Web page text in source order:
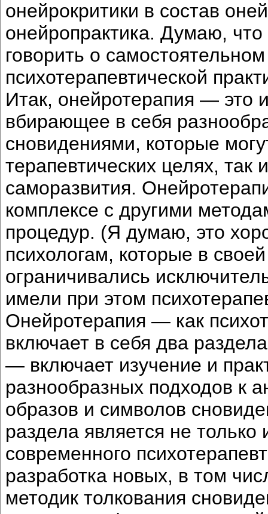
онейрокритики в состав
онейропрактика. Думаю, что
говорить о
психотерапевтической
Итак, онейротерапия — это
вбирающее в себя
сновидениями, которые
терапевтических целях, так
саморазвития.
комплексе с другими
процедур. (Я думаю, это
психологам, которые в
ограничивались
имели при этом
Онейротерапия — как
включает в себя два
— включает изучение и
разнообразных подходов к
образов и символов
раздела является не только
современного
разработка новых, в том
методик толкования